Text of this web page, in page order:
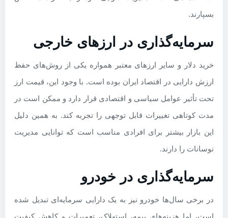
بسپارند.
سرمایه‌گذاری در ارزهای خارجی
خرید دلار و سایر ارزهای معتبر همواره یکی از روش‌های حفظ
ارزش دارایی در اقتصاد ایران بوده است. با وجود این، قیمت ارز
تحت تأثیر عوامل سیاسی و اقتصادی قرار دارد و ممکن است در
مدت کوتاهی تغییرات قابل توجهی را تجربه کند. به همین دلیل
این بازار بیشتر برای افرادی مناسب است که توانایی مدیریت
نوسانات را دارند.
سرمایه‌گذاری در خودرو
در برخی سال‌ها خودرو نیز به یک دارایی سرمایه‌ای تبدیل شده
است، اما هزینه‌های بیمه، استهلاک، تعمیرات و کاهش کیفیت